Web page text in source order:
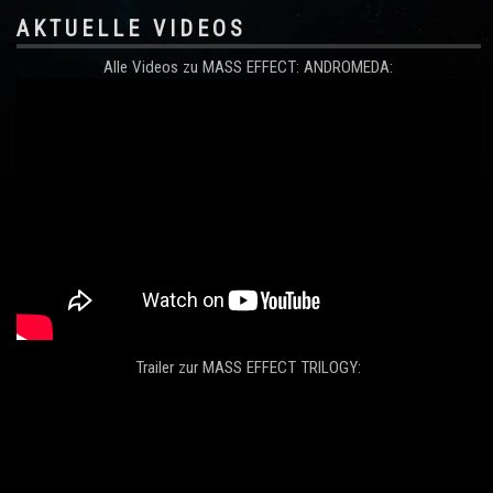
AKTUELLE VIDEOS
Alle Videos zu MASS EFFECT: ANDROMEDA:
Trailer zur MASS EFFECT TRILOGY: